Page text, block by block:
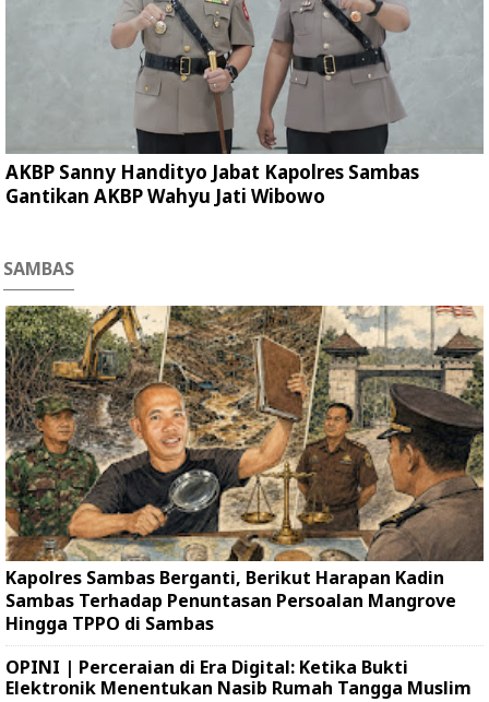
AKBP Sanny Handityo Jabat Kapolres Sambas
Gantikan AKBP Wahyu Jati Wibowo
SAMBAS
Kapolres Sambas Berganti, Berikut Harapan Kadin
Sambas Terhadap Penuntasan Persoalan Mangrove
Hingga TPPO di Sambas
OPINI | Perceraian di Era Digital: Ketika Bukti
Elektronik Menentukan Nasib Rumah Tangga Muslim